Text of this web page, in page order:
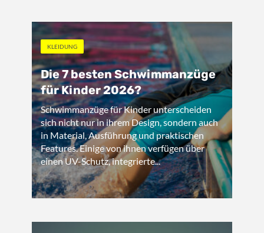
KLEIDUNG
Die 7 besten Schwimmanzüge
für Kinder 2026?
Schwimmanzüge für Kinder unterscheiden
sich nicht nur in ihrem Design, sondern auch
in Material, Ausführung und praktischen
Features. Einige von ihnen verfügen über
einen UV-Schutz, integrierte...